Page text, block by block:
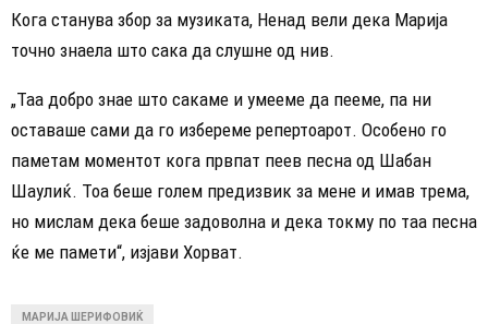
Кога станува збор за музиката, Ненад вели дека Марија
точно знаела што сака да слушне од нив.
„Таа добро знае што сакаме и умееме да пееме, па ни
оставаше сами да го избереме репертоарот. Особено го
паметам моментот кога првпат пеев песна од Шабан
Шаулиќ. Тоа беше голем предизвик за мене и имав трема,
но мислам дека беше задоволна и дека токму по таа песна
ќе ме памети“, изјави Хорват.
МАРИЈА ШЕРИФОВИЌ